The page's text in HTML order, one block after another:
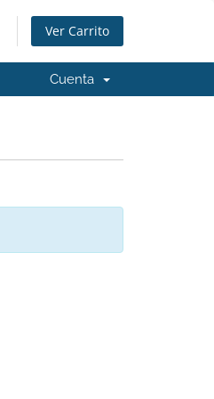
Ver Carrito
Cuenta